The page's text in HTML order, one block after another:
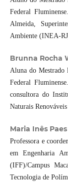
Federal
Almeida,
Ambiente (INEA-
Brunna Rocha
Aluna do Mestrado
Federal
consultora do
Naturais
Maria Inês
Professora e
em Engenharia
(IFF)/Campus
Tecnologia de